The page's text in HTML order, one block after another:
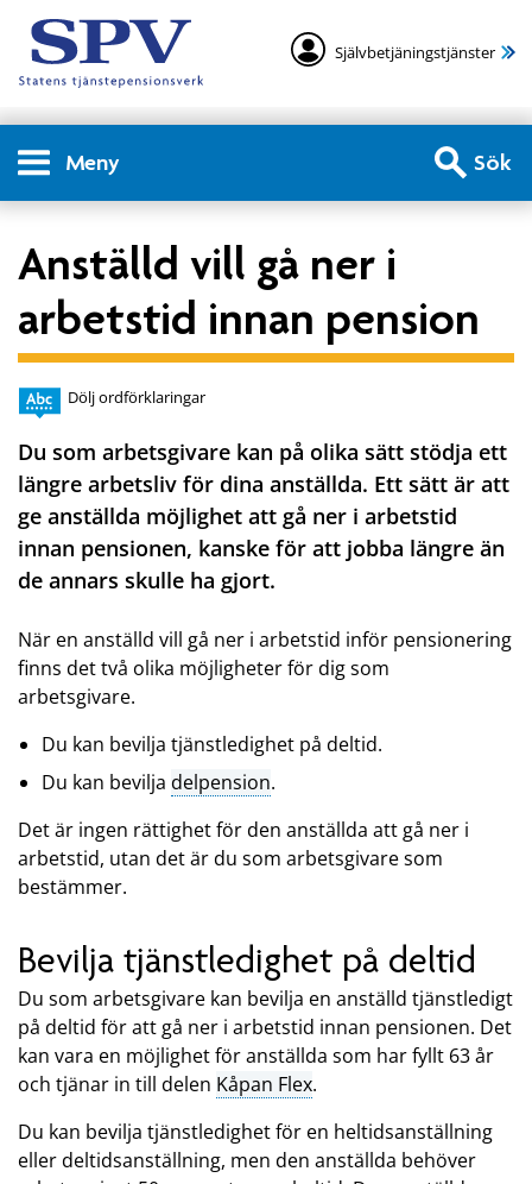
Självbetjäningstjänster
Meny Sök
Anställd vill gå ner i
arbetstid innan pension
Dölj ordförklaringar
Du som arbetsgivare kan på olika sätt stödja ett
längre arbetsliv för dina anställda. Ett sätt är att
ge anställda möjlighet att gå ner i arbetstid
innan pensionen, kanske för att jobba längre än
de annars skulle ha gjort.
När en anställd vill gå ner i arbetstid inför pensionering
finns det två olika möjligheter för dig som
arbetsgivare.
Du kan bevilja tjänstledighet på deltid.
Du kan bevilja delpension.
Det är ingen rättighet för den anställda att gå ner i
arbetstid, utan det är du som arbetsgivare som
bestämmer.
Bevilja tjänstledighet på deltid
Du som arbetsgivare kan bevilja en anställd tjänstledigt
på deltid för att gå ner i arbetstid innan pensionen. Det
kan vara en möjlighet för anställda som har fyllt 63 år
och tjänar in till delen Kåpan Flex.
Du kan bevilja tjänstledighet för en heltidsanställning
eller deltidsanställning, men den anställda behöver